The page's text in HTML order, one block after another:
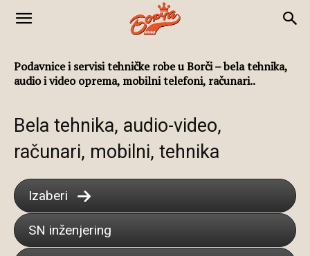
Podavnice i servisi tehničke robe u Borči – bela tehnika,
audio i video oprema, mobilni telefoni, računari..
Bela tehnika, audio-video,
računari, mobilni, tehnika
Izaberi
SN inženjering